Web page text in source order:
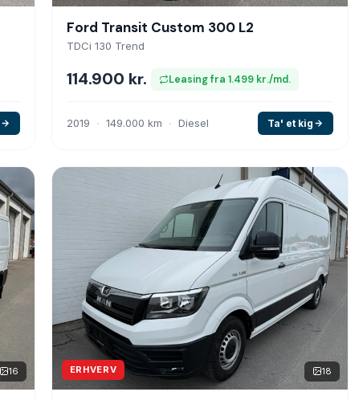
Ford Transit Custom 300 L2
TDCi 130 Trend
114.900 kr. Leasing fra 1.499 kr./md.
2019 149.000 km Diesel Ta' et kig
16 ERHVERV 18